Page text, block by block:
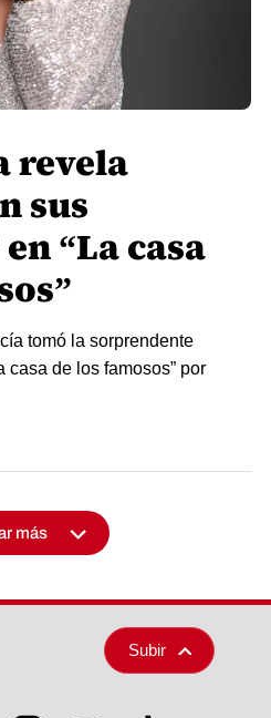
revela
sus
“La casa
tomó la sorprendente
casa de los famosos” por
más
Subir